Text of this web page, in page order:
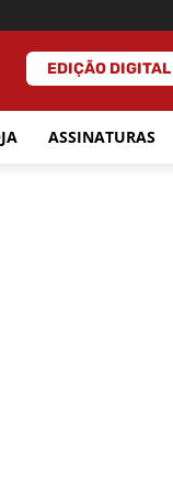
EDIÇÃO DIGITAL
ASSINATURAS